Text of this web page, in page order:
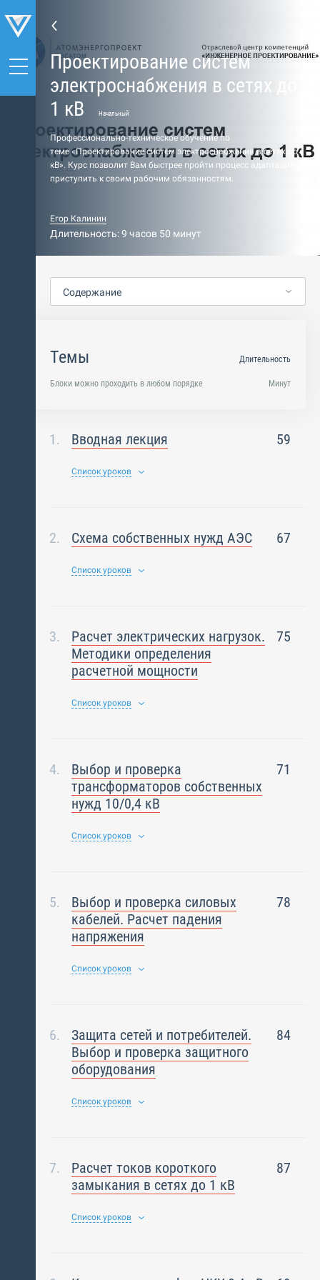
Проектирование систем
электроснабжения в сетях до
1 кВ
Начальный
Профессионально-техническое обучение по
теме «Проектирование систем электроснабжения в сетях до 1
кВ». Курс позволит Вам быстрее пройти процесс адаптации и
приступить к своим рабочим обязанностям.
Егор Калинин
Длительность: 9 часов 50 минут
Содержание
Темы
Блоки можно проходить в любом порядке
Длительность
Минут
Вводная лекция 59
Список уроков
Схема собственных нужд АЭС 67
Список уроков
Расчет электрических нагрузок.
Методики определения
расчетной мощности
75
Список уроков
Выбор и проверка
трансформаторов собственных
нужд 10/0,4 кВ
71
Список уроков
Выбор и проверка силовых
кабелей. Расчет падения
напряжения
78
Список уроков
Защита сетей и потребителей.
Выбор и проверка защитного
оборудования
84
Список уроков
Расчет токов короткого
замыкания в сетях до 1 кВ
87
Список уроков